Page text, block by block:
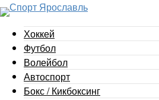
Хоккей
Футбол
Волейбол
Автоспорт
Бокс / Кикбоксинг